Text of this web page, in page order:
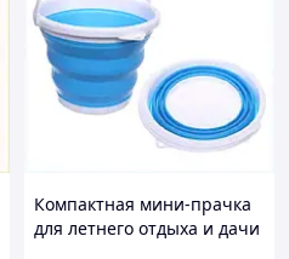
Компактная мини-прачка
для летнего отдыха и дачи